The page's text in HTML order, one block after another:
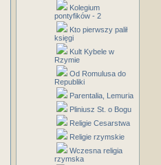
Kolegium
pontyfików - 2
Kto pierwszy palił
księgi
Kult Kybele w
Rzymie
Od Romulusa do
Republiki
Parentalia, Lemuria
Pliniusz St. o Bogu
Religie Cesarstwa
Religie rzymskie
Wczesna religia
rzymska